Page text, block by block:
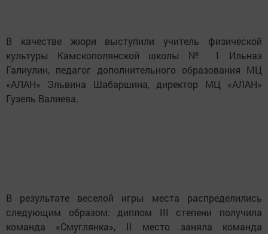
В качестве жюри выступили учитель физической
культуры Камскополянской школы № 1 Ильназ
Галиулин, педагог дополнительного образования МЦ
«АЛАН» Эльвина Шабаршина, директор МЦ «АЛАН»
Гузель Валиева.
В результате веселой игры места распределились
следующим образом: диплом III степени получила
команда «Смуглянка», II место заняла команда